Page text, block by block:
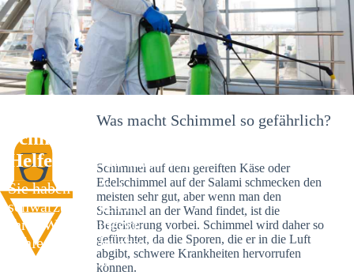
Schimmelexperte in Staig – Ihr
Helfer an Ort und Stelle
Sie haben kürzlich
schwarze Flecken an
Ihrer Wand entdeckt?
Schlechte Nachrichten:
Sie haben einen
Was macht Schimmel so gefährlich?
Schimmel auf dem gereiften Käse oder
Edelschimmel auf der Salami schmecken den
meisten sehr gut, aber wenn man den
Schimmel an der Wand findet, ist die
Begeisterung vorbei. Schimmel wird daher so
gefürchtet, da die Sporen, die er in die Luft
abgibt, schwere Krankheiten hervorrufen
können.